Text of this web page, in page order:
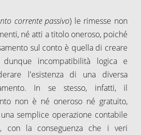
corrente passivo) le rimesse non
né atti a titolo oneroso, poiché
sul conto è quella di creare
incompatibilità logica e
l'esistenza di una diversa
In se stesso, infatti, il
non è né oneroso né gratuito,
semplice operazione contabile
con la conseguenza che i veri